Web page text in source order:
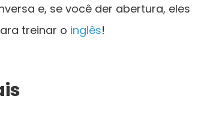
e, se você der abertura, eles
treinar o inglês!